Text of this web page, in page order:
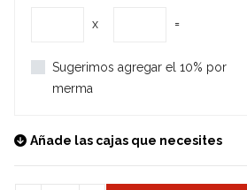
x =
Sugerimos agregar el 10% por
merma
Añade las cajas que necesites